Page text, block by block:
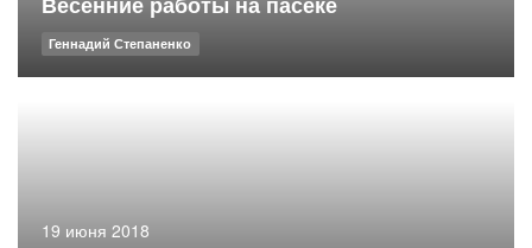
Геннадий Степаненко
19 июня 2018